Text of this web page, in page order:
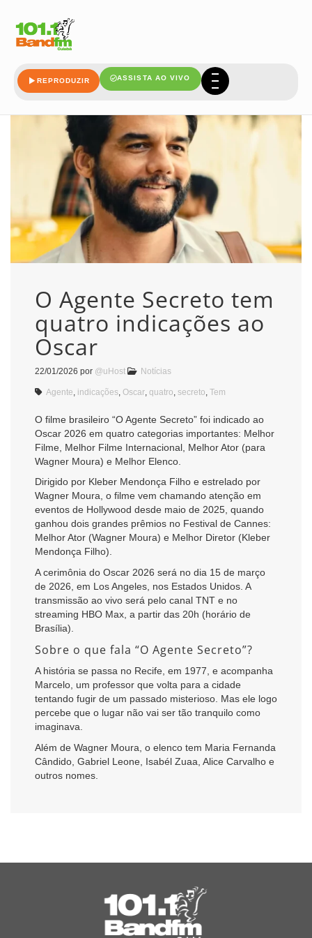
REPRODUZIR ASSISTA AO VIVO
O Agente Secreto tem
quatro indicações ao
Oscar
22/01/2026 por @uHost Notícias
Agente indicações Oscar quatro secreto Tem
O filme brasileiro “O Agente Secreto” foi indicado ao
Oscar 2026 em quatro categorias importantes: Melhor
Filme, Melhor Filme Internacional, Melhor Ator (para
Wagner Moura) e Melhor Elenco.
Dirigido por Kleber Mendonça Filho e estrelado por
Wagner Moura, o filme vem chamando atenção em
eventos de Hollywood desde maio de 2025, quando
ganhou dois grandes prêmios no Festival de Cannes:
Melhor Ator (Wagner Moura) e Melhor Diretor (Kleber
Mendonça Filho).
A cerimônia do Oscar 2026 será no dia 15 de março
de 2026, em Los Angeles, nos Estados Unidos. A
transmissão ao vivo será pelo canal TNT e no
streaming HBO Max, a partir das 20h (horário de
Brasília).
Sobre o que fala “O Agente Secreto”?
A história se passa no Recife, em 1977, e acompanha
Marcelo, um professor que volta para a cidade
tentando fugir de um passado misterioso. Mas ele logo
percebe que o lugar não vai ser tão tranquilo como
imaginava.
Além de Wagner Moura, o elenco tem Maria Fernanda
Cândido, Gabriel Leone, Isabél Zuaa, Alice Carvalho e
outros nomes.